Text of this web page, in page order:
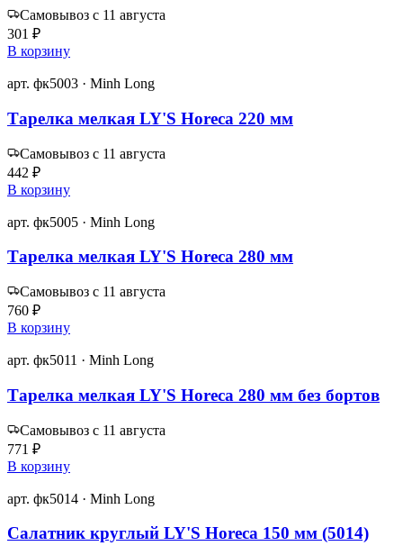
Самовывоз с 11 августа
301 ₽
В корзину
арт. фк5003 · Minh Long
Тарелка мелкая LY'S Horeca 220 мм
Самовывоз с 11 августа
442 ₽
В корзину
арт. фк5005 · Minh Long
Тарелка мелкая LY'S Horeca 280 мм
Самовывоз с 11 августа
760 ₽
В корзину
арт. фк5011 · Minh Long
Тарелка мелкая LY'S Horeca 280 мм без бортов
Самовывоз с 11 августа
771 ₽
В корзину
арт. фк5014 · Minh Long
Салатник круглый LY'S Horeca 150 мм (5014)